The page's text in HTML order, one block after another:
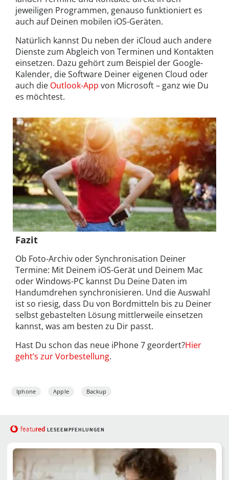
jeweiligen Programmen, genauso funktioniert es
auch auf Deinen mobilen iOS-Geräten.
Natürlich kannst Du neben der iCloud auch andere
Dienste zum Abgleich von Terminen und Kontakten
einsetzen. Dazu gehört zum Beispiel der Google-
Kalender, die Software Deiner eigenen Cloud oder
auch die Outlook-App von Microsoft – ganz wie Du
es möchtest.
Fazit
Ob Foto-Archiv oder Synchronisation Deiner
Termine: Mit Deinem iOS-Gerät und Deinem Mac
oder Windows-PC kannst Du Deine Daten im
Handumdrehen synchronisieren. Und die Auswahl
ist so riesig, dass Du von Bordmitteln bis zu Deiner
selbst gebastelten Lösung mittlerweile einsetzen
kannst, was am besten zu Dir passt.
Hast Du schon das neue iPhone 7 geordert?Hier
geht’s zur Vorbestellung.
Iphone Apple Backup
featured LESEEMPFEHLUNGEN